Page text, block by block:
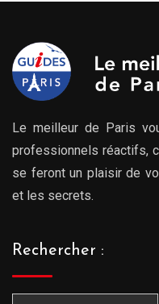
Le meilleur de Paris
professionnels réactifs,
se feront un plaisir de
et les secrets.
Rechercher :